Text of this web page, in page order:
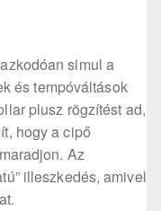
simul a
és tempóváltások
plusz rögzítést ad,
hogy a cipő
Az
illeszkedés, amivel